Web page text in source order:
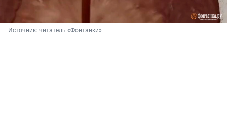
Источник: читатель «Фонтанки»